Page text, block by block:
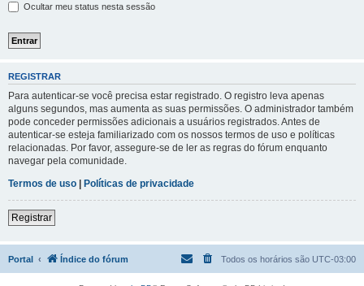
Ocultar meu status nesta sessão
REGISTRAR
Para autenticar-se você precisa estar registrado. O registro leva apenas
alguns segundos, mas aumenta as suas permissões. O administrador também
pode conceder permissões adicionais a usuários registrados. Antes de
autenticar-se esteja familiarizado com os nossos termos de uso e políticas
relacionadas. Por favor, assegure-se de ler as regras do fórum enquanto
navegar pela comunidade.
Termos de uso | Políticas de privacidade
Registrar
Portal Índice do fórum Todos os horários são UTC-03:00